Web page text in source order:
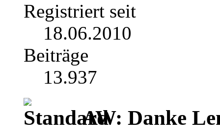
Registriert seit
18.06.2010
Beiträge
13.937
AW: Danke